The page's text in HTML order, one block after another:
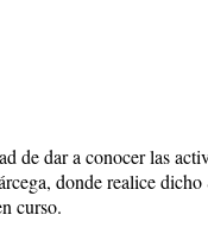
de dar a conocer las
donde realice
curso.